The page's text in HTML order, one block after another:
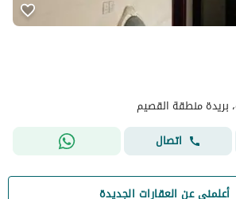
بريدة منطقة القصيم
اتصال
أعلمني عن العقارات الجديدة